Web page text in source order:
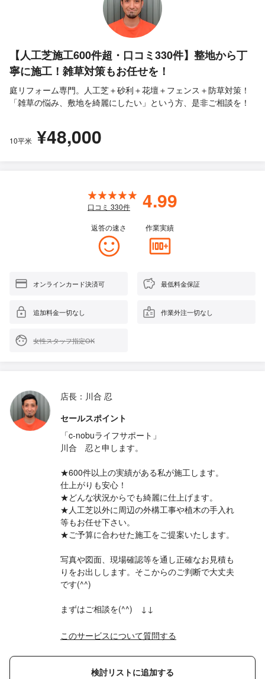
【人工芝施工600件超・口コミ330件】整地から丁
寧に施工！雑草対策もお任せを！
庭リフォーム専門。人工芝＋砂利＋花壇＋フェンス＋防草対策！
「雑草の悩み、敷地を綺麗にしたい」という方、是非ご相談を！
10平米 ¥48,000
口コミ 330件 4.99
返答の速さ 作業実績
オンラインカード決済可 最低料金保証
追加料金一切なし 作業外注一切なし
女性スタッフ指定OK
店長：川合 忍
セールスポイント
「c-nobuライフサポート」
川合 忍と申します。
★600件以上の実績がある私が施工します。
仕上がりも安心！
★どんな状況からでも綺麗に仕上げます。
★人工芝以外に周辺の外構工事や植木の手入れ
等もお任せ下さい。
★ご予算に合わせた施工をご提案いたします。
写真や図面、現場確認等を通し正確なお見積も
りをお出しします。そこからのご判断で大丈夫
です(^^)
まずはご相談を(^^) ↓↓
このサービスについて質問する
検討リストに追加する